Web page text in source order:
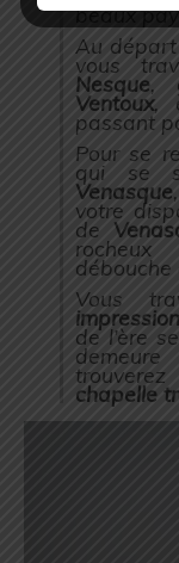
beaux
Au
vous
Nesque,
Ventoux,
passant
Pour se
qui se
Venasque
votre
de
Vous
de l’ère
chapelle